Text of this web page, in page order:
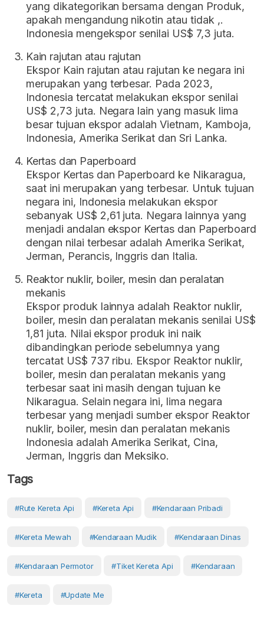
yang dikategorikan bersama dengan Produk,
apakah mengandung nikotin atau tidak ,.
Indonesia mengekspor senilai US$ 7,3 juta.
Kain rajutan atau rajutan
Ekspor Kain rajutan atau rajutan ke negara ini
merupakan yang terbesar. Pada 2023,
Indonesia tercatat melakukan ekspor senilai
US$ 2,73 juta. Negara lain yang masuk lima
besar tujuan ekspor adalah Vietnam, Kamboja,
Indonesia, Amerika Serikat dan Sri Lanka.
Kertas dan Paperboard
Ekspor Kertas dan Paperboard ke Nikaragua,
saat ini merupakan yang terbesar. Untuk tujuan
negara ini, Indonesia melakukan ekspor
sebanyak US$ 2,61 juta. Negara lainnya yang
menjadi andalan ekspor Kertas dan Paperboard
dengan nilai terbesar adalah Amerika Serikat,
Jerman, Perancis, Inggris dan Italia.
Reaktor nuklir, boiler, mesin dan peralatan
mekanis
Ekspor produk lainnya adalah Reaktor nuklir,
boiler, mesin dan peralatan mekanis senilai US$
1,81 juta. Nilai ekspor produk ini naik
dibandingkan periode sebelumnya yang
tercatat US$ 737 ribu. Ekspor Reaktor nuklir,
boiler, mesin dan peralatan mekanis yang
terbesar saat ini masih dengan tujuan ke
Nikaragua. Selain negara ini, lima negara
terbesar yang menjadi sumber ekspor Reaktor
nuklir, boiler, mesin dan peralatan mekanis
Indonesia adalah Amerika Serikat, Cina,
Jerman, Inggris dan Meksiko.
Tags
#rute Kereta Api #Kereta Api #kendaraan Pribadi
#kereta Mewah #kendaraan Mudik #kendaraan Dinas
#Kendaraan Permotor #Tiket Kereta Api #Kendaraan
#Kereta #Update Me